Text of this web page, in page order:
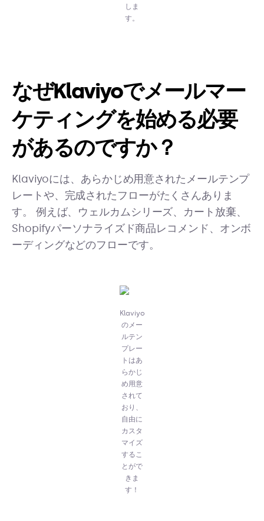
しま
す。
なぜKlaviyoでメールマー
ケティングを始める必要
があるのですか？
Klaviyoには、あらかじめ用意されたメールテンプ
レートや、完成されたフローがたくさんありま
す。 例えば、ウェルカムシリーズ、カート放棄、
Shopifyパーソナライズド商品レコメンド、オンボ
ーディングなどのフローです。
Klaviyo
のメー
ルテン
プレー
トはあ
らかじ
め用意
されて
おり、
自由に
カスタ
マイズ
するこ
とがで
きま
す！